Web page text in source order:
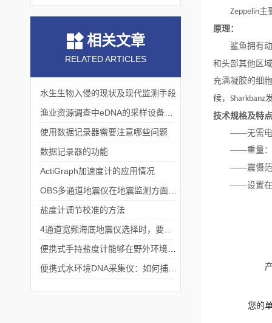
Zeppelin主
原理：
鲨鱼拥有
和头部其他区
充满凝胶的细
候， Sharkbanz
技术规格及特
——无需
——重量：
——震慑范
——设置在
您的
相关文章
RELATED ARTICLES
水生生物入侵的现状及现代监测手段
使用数据记录器需要注意哪些问题
数据记录器的功能
ActiGraph加速度计的应用情况
盐度计调节校准的方法